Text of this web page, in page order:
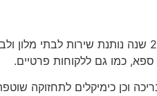
שחף בריכות וספא אילת כבר 21 שנה נותנת שירות
כמו גם ללקוחות פרטיים.
וכן כימיקלים לתחזוקה